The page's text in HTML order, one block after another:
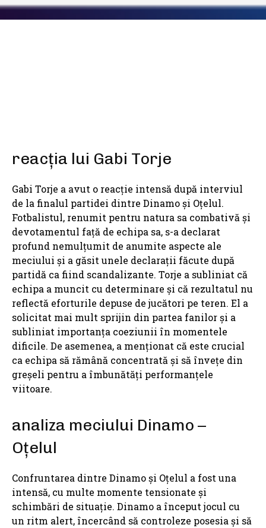
reacția lui Gabi Torje
Gabi Torje a avut o reacție intensă după interviul
de la finalul partidei dintre Dinamo și Oțelul.
Fotbalistul, renumit pentru natura sa combativă și
devotamentul față de echipa sa, s-a declarat
profund nemulțumit de anumite aspecte ale
meciului și a găsit unele declarații făcute după
partidă ca fiind scandalizante. Torje a subliniat că
echipa a muncit cu determinare și că rezultatul nu
reflectă eforturile depuse de jucători pe teren. El a
solicitat mai mult sprijin din partea fanilor și a
subliniat importanța coeziunii în momentele
dificile. De asemenea, a menționat că este crucial
ca echipa să rămână concentrată și să învețe din
greșeli pentru a îmbunătăți performanțele
viitoare.
analiza meciului Dinamo –
Oțelul
Confruntarea dintre Dinamo și Oțelul a fost una
intensă, cu multe momente tensionate și
schimbări de situație. Dinamo a început jocul cu
un ritm alert, încercând să controleze posesia și să